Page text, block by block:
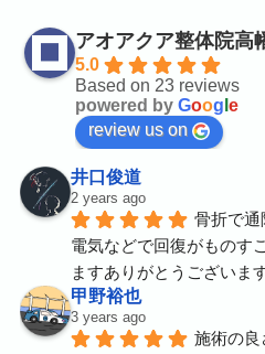
アオアクア整体院高
5.0
Based on 23 reviews
powered by Goog e
review us on
井口俊道
2 years ago
骨折で通
電気などで回復がものす
ますありがとうございま
甲野裕也
3 years ago
施術の良